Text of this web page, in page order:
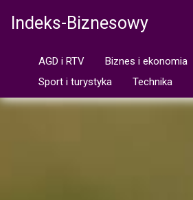
Indeks-Biznesowy
AGD i RTV Biznes i ekonomia
Sport i turystyka
Technika